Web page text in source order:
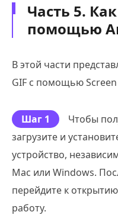
Часть 5.
помощью
В этой части
GIF с помощью
Шаг 1
Чтобы
загрузите и
устройство,
Mac или Windows.
перейдите к
работу.